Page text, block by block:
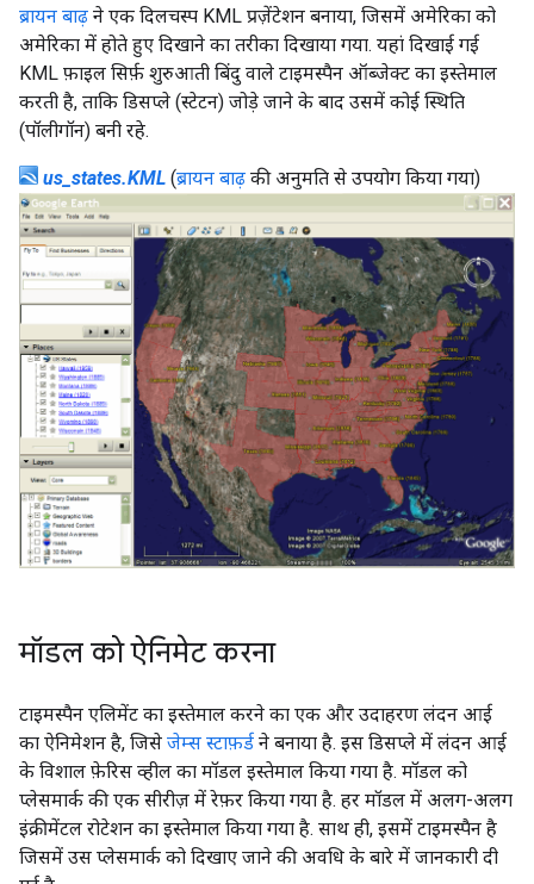
ब्रायन बाढ़ ने एक दिलचस्प KML प्रज़ेंटेशन बनाया, जिसमें अमेरिका को
अमेरिका में होते हुए दिखाने का तरीका दिखाया गया. यहां दिखाई गई
KML फ़ाइल सिर्फ़ शुरुआती बिंदु वाले टाइमस्पैन ऑब्जेक्ट का इस्तेमाल
करती है, ताकि डिसप्ले (स्टेटन) जोड़े जाने के बाद उसमें कोई स्थिति
(पॉलीगॉन) बनी रहे.
us_states.KML (ब्रायन बाढ़ की अनुमति से उपयोग किया गया)
मॉडल को ऐनिमेट करना
टाइमस्पैन एलिमेंट का इस्तेमाल करने का एक और उदाहरण लंदन आई
का ऐनिमेशन है, जिसे जेम्स स्टाफ़र्ड ने बनाया है. इस डिसप्ले में लंदन आई
के विशाल फ़ेरिस व्हील का मॉडल इस्तेमाल किया गया है. मॉडल को
प्लेसमार्क की एक सीरीज़ में रेफ़र किया गया है. हर मॉडल में अलग-अलग
इंक्रीमेंटल रोटेशन का इस्तेमाल किया गया है. साथ ही, इसमें टाइमस्पैन है
जिसमें उस प्लेसमार्क को दिखाए जाने की अवधि के बारे में जानकारी दी